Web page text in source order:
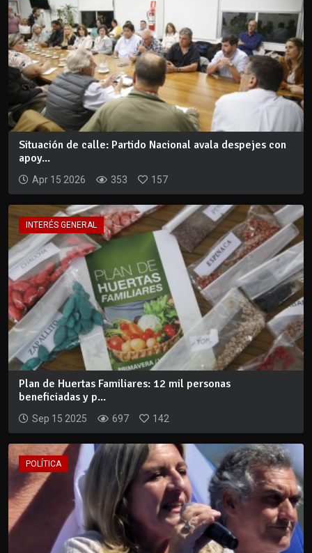
Situación de calle: Partido Nacional avala despejes con
apoy...
Apr 15 2026 353 157
INTERÉS GENERAL
Plan de Huertas Familiares: 12 mil personas
beneficiadas y p...
Sep 15 2025 697 142
POLÍTICA